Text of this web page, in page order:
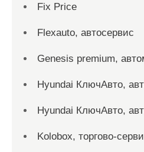
Fix Price
Flexauto, автосервис
Genesis premium,
Hyundai КлючАвто,
Hyundai КлючАвто,
Kolobox, торгово-